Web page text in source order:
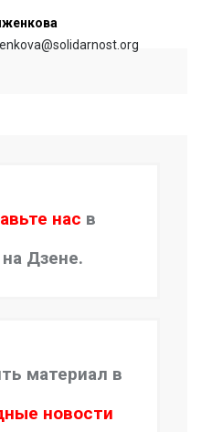
нас в
Дзене.
материал в
новости